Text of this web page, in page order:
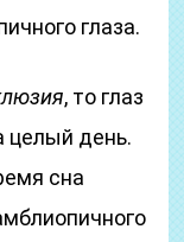
глаза.
, то глаз
целый день.
сна